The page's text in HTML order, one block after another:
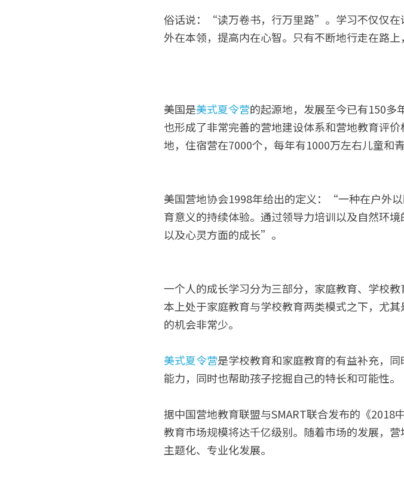
俗话说：“读万卷书，行万里路”。学习不仅仅在
外在本领，提高内在心智。只有不断地行走在路
美国是美式夏令营的起源地，发展至今已有150多
也形成了非常完善的营地建设体系和营地教育评
地，住宿营在7000个，每年有1000万左右儿童和
美国营地协会1998年给出的定义：“一种在户外
育意义的持续体验。通过领导力培训以及自然环
以及心灵方面的成长”。
一个人的成长学习分为三部分，家庭教育、学校
本上处于家庭教育与学校教育两类模式之下，尤
的机会非常少。
美式夏令营是学校教育和家庭教育的有益补充，
能力，同时也帮助孩子挖掘自己的特长和可能性。
据中国营地教育联盟与SMART联合发布的《
教育市场规模将达千亿级别。随着市场的发展，
主题化、专业化发展。